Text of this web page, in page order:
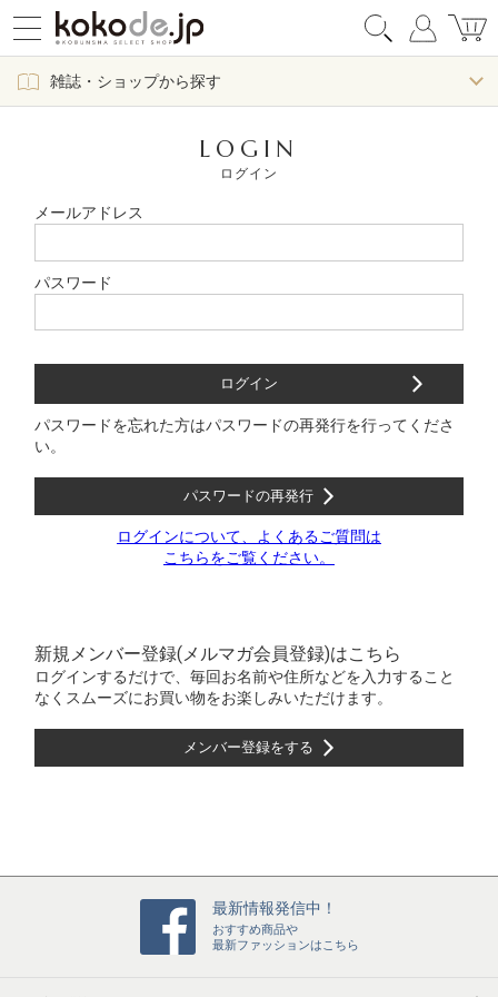
雑誌・ショップから探す
LOGIN
ログイン
メールアドレス
パスワード
パスワードを忘れた方はパスワードの再発行を行ってくださ
い。
パスワードの再発行
ログインについて、よくあるご質問は
こちらをご覧ください。
新規メンバー登録(メルマガ会員登録)はこちら
ログインするだけで、毎回お名前や住所などを入力すること
なくスムーズにお買い物をお楽しみいただけます。
メンバー登録をする
最新情報発信中！
おすすめ商品や
最新ファッションはこちら